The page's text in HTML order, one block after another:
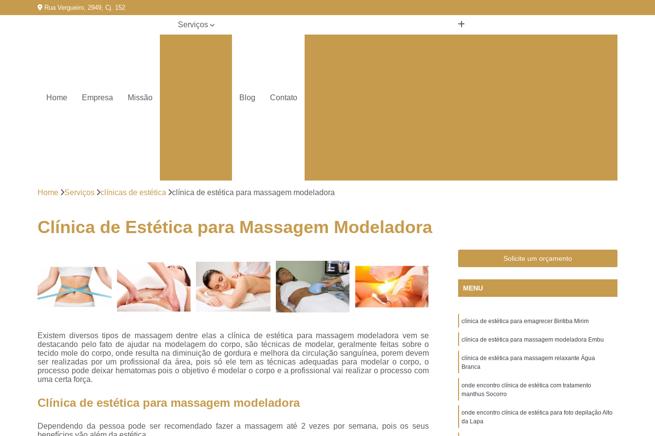
Rua Vergueiro, 2949, Cj. 152
Home Empresa Missão
Serviços
Clínicas
estéticas
preenchimento
Clínicas up
Endolaser
Harmonizações
Harmonizações
no rosto
Peeling químico
facial
Preenchimentos
Blog Contato
Aplicação de ácido Hialurônico na Olheira
Aplicação de ácido Hialurônico Olheiras
Aplicação de ácido Hialurônico para Olheiras
Aplicação de Toxina Botulínica em Contorno dos Olhos
Aplicação de Toxina Botulínica Facial
Aplicação de Toxina Botulínica para área dos Olhos
Aplicação de Toxina Botulínica para Bigode Chinês
Aplicação de Toxina Botulínica para Bruxismo
Aplicação de Toxina Botulínica para Hiperidrose
Aplicação de Toxina Botulínica para Linhas de Expressão
Aplicação de Toxina Botulínica para Pé de Galinha
Aplicação de Toxina Botulínica para Rugas
Home Serviços clínicas de estética clínica de estética para massagem modeladora
Clínica de Estética para Massagem Modeladora
Existem diversos tipos de massagem dentre elas a clínica de estética para massagem modeladora vem se
destacando pelo fato de ajudar na modelagem do corpo, são técnicas de modelar, geralmente feitas sobre o
tecido mole do corpo, onde resulta na diminuição de gordura e melhora da circulação sanguínea, porem devem
ser realizadas por um profissional da área, pois só ele tem as técnicas adequadas para modelar o corpo, o
processo pode deixar hematomas pois o objetivo é modelar o corpo e a profissional vai realizar o processo com
uma certa força.
Clínica de estética para massagem modeladora
Dependendo da pessoa pode ser recomendado fazer a massagem até 2 vezes por semana, pois os seus
Solicite um orçamento
MENU
clínica de estética para emagrecer Biritiba Mirim
clínica de estética para massagem modeladora Embu
clínica de estética para massagem relaxante Água
Branca
onde encontro clínica de estética com tratamento
manthus Socorro
onde encontro clínica de estética para foto depilação Alto
da Lapa